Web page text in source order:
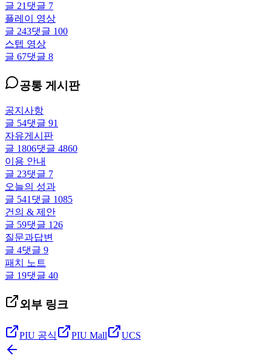
글 21 댓글 7
플레이 영상
글 243댓글 100
스텝 영상
글 67댓글 8
공통 게시판
공지사항
글 54댓글 91
자유게시판
글 1806댓글 4860
이용 안내
글 23댓글 7
오늘의 성과
글 541댓글 1085
건의 & 제안
글 59댓글 126
질문과답변
글 4댓글 9
패치 노트
글 19댓글 40
외부 링크
PIU 공식 PIU Mall UCS